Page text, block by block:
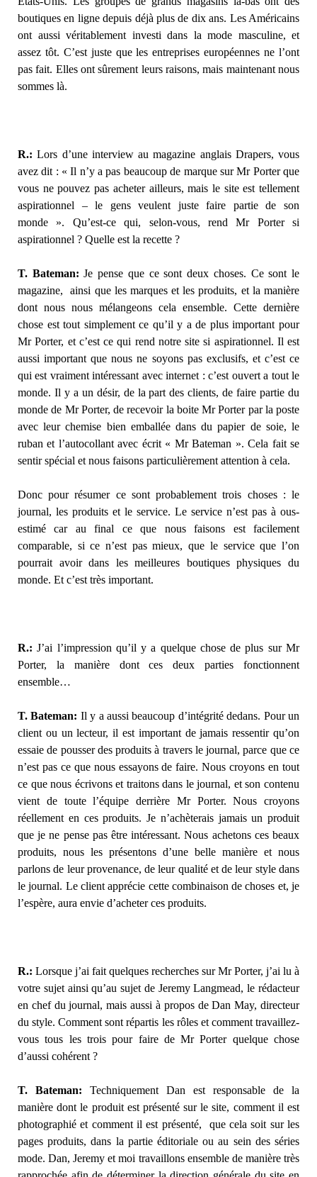
boutiques en ligne depuis déjà plus de dix ans. Les Américains
ont aussi véritablement investi dans la mode masculine, et
assez tôt. C’est juste que les entreprises européennes ne l’ont
pas fait. Elles ont sûrement leurs raisons, mais maintenant nous
sommes là.
R.:Lors d’une interview au magazine anglais Drapers, vous
avez dit : « Il n’y a pas beaucoup de marque sur Mr Porter que
vous ne pouvez pas acheter ailleurs, mais le site est tellement
aspirationnel – le gens veulent juste faire partie de son
monde ». Qu’est-ce qui, selon-vous, rend Mr Porter si
aspirationnel ? Quelle est la recette ?
T. Bateman: Je pense que ce sont deux choses. Ce sont le
magazine, ainsi que les marques et les produits, et la manière
dont nous nous mélangeons cela ensemble. Cette dernière
chose est tout simplement ce qu’il y a de plus important pour
Mr Porter, et c’est ce qui rend notre site si aspirationnel. Il est
aussi important que nous ne soyons pas exclusifs, et c’est ce
qui est vraiment intéressant avec internet : c’est ouvert a tout le
monde. Il y a un désir, de la part des clients, de faire partie du
monde de Mr Porter, de recevoir la boite Mr Porter par la poste
avec leur chemise bien emballée dans du papier de soie, le
ruban et l’autocollant avec écrit « Mr Bateman ». Cela fait se
sentir spécial et nous faisons particulièrement attention à cela.
Donc pour résumer ce sont probablement trois choses : le
journal, les produits et le service. Le service n’est pas à ous-
estimé car au final ce que nous faisons est facilement
comparable, si ce n’est pas mieux, que le service que l’on
pourrait avoir dans les meilleures boutiques physiques du
monde. Et c’est très important.
R.: J’ai l’impression qu’il y a quelque chose de plus sur Mr
Porter, la manière dont ces deux parties fonctionnent
ensemble…
T. Bateman: Il y a aussi beaucoup d’intégrité dedans. Pour un
client ou un lecteur, il est important de jamais ressentir qu’on
essaie de pousser des produits à travers le journal, parce que ce
n’est pas ce que nous essayons de faire. Nous croyons en tout
ce que nous écrivons et traitons dans le journal, et son contenu
vient de toute l’équipe derrière Mr Porter. Nous croyons
réellement en ces produits. Je n’achèterais jamais un produit
que je ne pense pas être intéressant. Nous achetons ces beaux
produits, nous les présentons d’une belle manière et nous
parlons de leur provenance, de leur qualité et de leur style dans
le journal. Le client apprécie cette combinaison de choses et, je
l’espère, aura envie d’acheter ces produits.
R.: Lorsque j’ai fait quelques recherches sur Mr Porter, j’ai lu à
votre sujet ainsi qu’au sujet de Jeremy Langmead, le rédacteur
en chef du journal, mais aussi à propos de Dan May, directeur
du style. Comment sont répartis les rôles et comment travaillez-
vous tous les trois pour faire de Mr Porter quelque chose
d’aussi cohérent ?
T. Bateman: Techniquement Dan est responsable de la
manière dont le produit est présenté sur le site, comment il est
photographié et comment il est présenté, que cela soit sur les
pages produits, dans la partie éditoriale ou au sein des séries
mode. Dan, Jeremy et moi travaillons ensemble de manière très